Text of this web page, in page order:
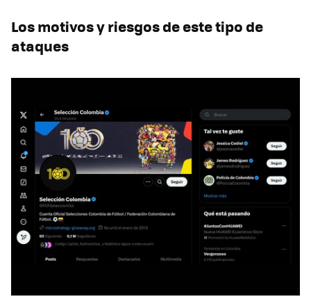
Los motivos y riesgos de este tipo de
ataques